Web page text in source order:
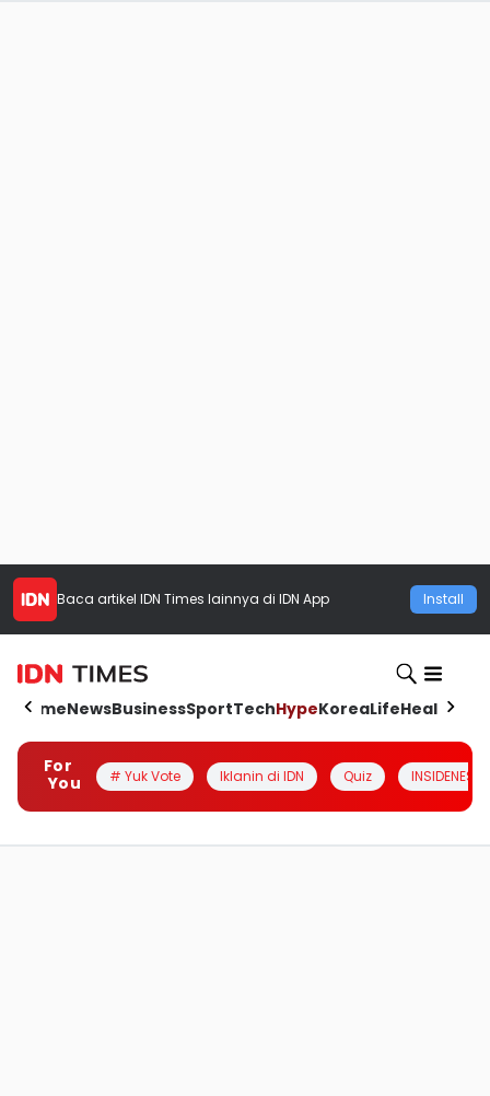
Baca artikel IDN Times lainnya di IDN App Install
HomeNewsBusinessSportTechHypeKoreaLifeHealth
For
You
# Yuk Vote Iklanin di IDN Quiz INSIDENESIA